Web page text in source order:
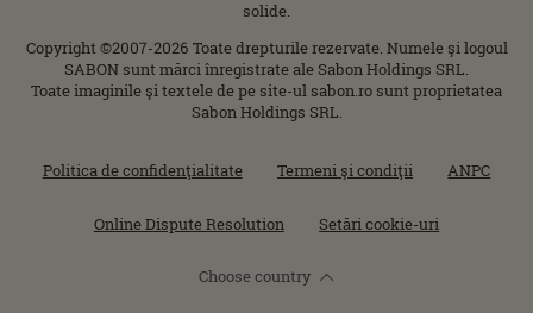
solide.
Copyright ©2007-2026 Toate drepturile rezervate. Numele şi logoul
SABON sunt mărci înregistrate ale Sabon Holdings SRL.
Toate imaginile şi textele de pe site-ul sabon.ro sunt proprietatea
Sabon Holdings SRL.
Politica de confidenţialitate Termeni şi condiţii ANPC
Online Dispute Resolution Setări cookie-uri
Choose country